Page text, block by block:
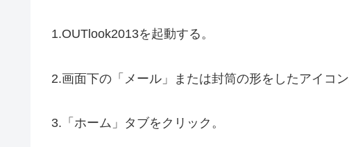
1.OUTlook2013を起動する。
2.画面下の「メール」または封筒の形をしたアイコン
3.「ホーム」タブをクリック。